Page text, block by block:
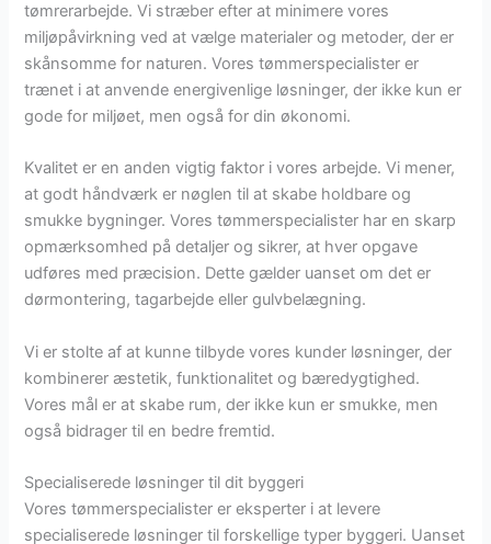
tømrerarbejde. Vi stræber efter at minimere vores
miljøpåvirkning ved at vælge materialer og metoder, der er
skånsomme for naturen. Vores tømmerspecialister er
trænet i at anvende energivenlige løsninger, der ikke kun er
gode for miljøet, men også for din økonomi.
Kvalitet er en anden vigtig faktor i vores arbejde. Vi mener,
at godt håndværk er nøglen til at skabe holdbare og
smukke bygninger. Vores tømmerspecialister har en skarp
opmærksomhed på detaljer og sikrer, at hver opgave
udføres med præcision. Dette gælder uanset om det er
dørmontering, tagarbejde eller gulvbelægning.
Vi er stolte af at kunne tilbyde vores kunder løsninger, der
kombinerer æstetik, funktionalitet og bæredygtighed.
Vores mål er at skabe rum, der ikke kun er smukke, men
også bidrager til en bedre fremtid.
Specialiserede løsninger til dit byggeri
Vores tømmerspecialister er eksperter i at levere
specialiserede løsninger til forskellige typer byggeri. Uanset